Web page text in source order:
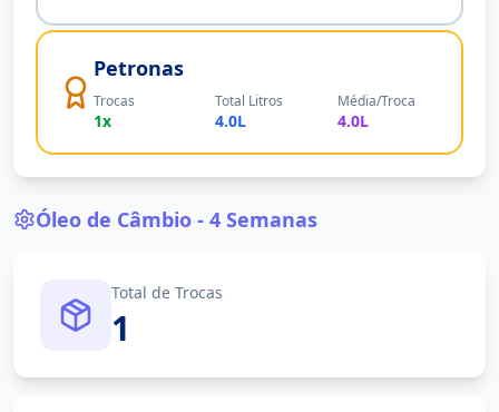
Petronas
Trocas
1x
Total Litros
4.0L
Média/Troca
4.0L
Óleo de Câmbio - 4 Semanas
Total de Trocas
1